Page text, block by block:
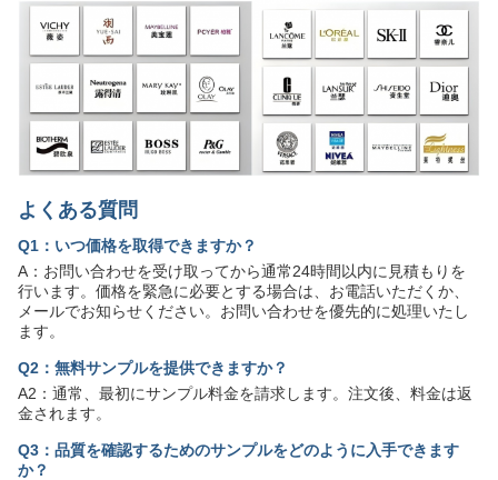
よくある質問
Q1：いつ価格を取得できますか？
A：お問い合わせを受け取ってから通常24時間以内に見積もりを
行います。価格を緊急に必要とする場合は、お電話いただくか、
メールでお知らせください。お問い合わせを優先的に処理いたし
ます。
Q2：無料サンプルを提供できますか？
A2：通常、最初にサンプル料金を請求します。注文後、料金は返
金されます。
Q3：品質を確認するためのサンプルをどのように入手できます
か？